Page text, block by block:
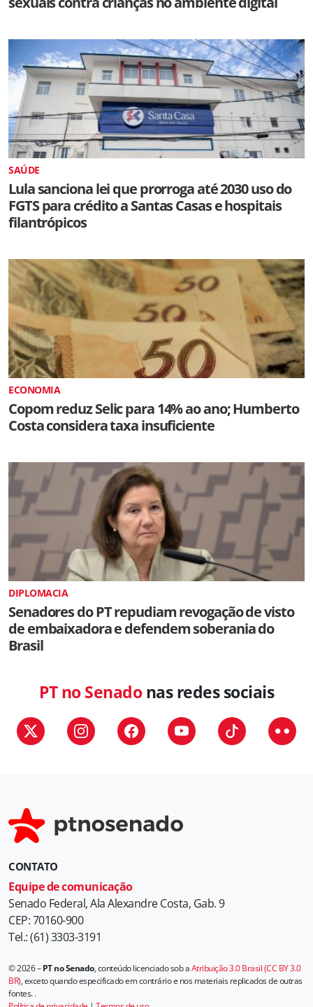
SAÚDE
Lula sanciona lei que prorroga até 2030 uso do
FGTS para crédito a Santas Casas e hospitais
filantrópicos
ECONOMIA
Copom reduz Selic para 14% ao ano; Humberto
Costa considera taxa insuficiente
DIPLOMACIA
Senadores do PT repudiam revogação de visto
de embaixadora e defendem soberania do
Brasil
PT no Senadonas redes sociais
CONTATO
Equipe de comunicação
Senado Federal, Ala Alexandre Costa, Gab. 9
CEP: 70160-900
Tel.: (61) 3303-3191
© 2026 –PT no Senado, conteúdo licenciado sob aAtribuição 3.0 Brasil (CC BY 3.0
BR), exceto quando especificado em contrário e nos materiais replicados de outras
fontes..